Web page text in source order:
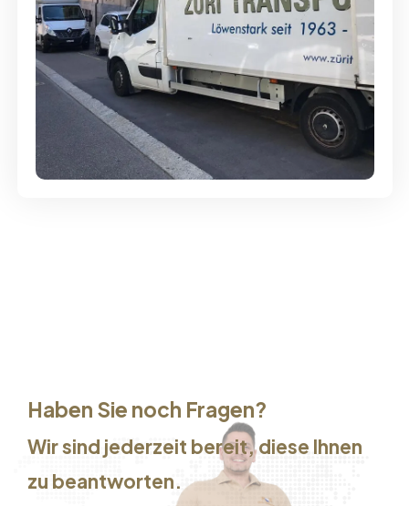
Günstige Umzüge - Hervorragender
Service
Haben Sie noch Fragen?
Wir sind jederzeit bereit, diese Ihnen
zu beantworten.